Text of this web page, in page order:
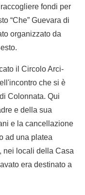
fondi per
“Che” Guevara di
organizzato da
il Circolo Arci-
che si è
Colonnata. Qui
e della sua
e la cancellazione
ad una platea
nei locali della Casa
era destinato a